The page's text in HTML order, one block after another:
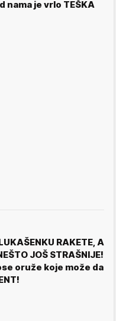
nama je vrlo TEŠKA
RAKETE, A
JOŠ STRAŠNIJE!
oruže koje može da